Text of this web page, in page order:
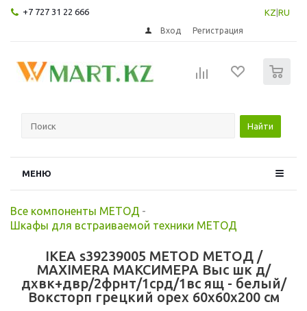
+7 727 31 22 666 KZ RU
Вход Регистрация
Найти
МЕНЮ
Все компоненты МЕТОД -
Шкафы для встраиваемой техники МЕТОД
IKEA s39239005 METOD МЕТОД /
MAXIMERA МАКСИМЕРА Выс шк д/
дхвк+двр/2фрнт/1срд/1вс ящ - белый/
Воксторп грецкий орех 60x60x200 см